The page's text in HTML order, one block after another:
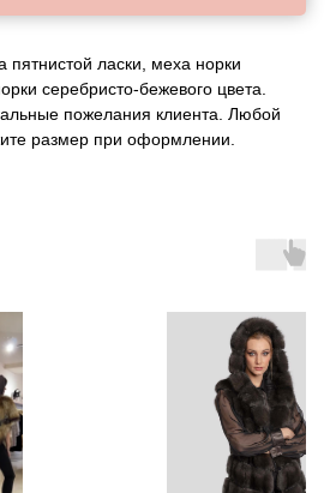
пятнистой ласки, меха норки
серебристо-бежевого цвета.
пожелания клиента. Любой
размер при оформлении.